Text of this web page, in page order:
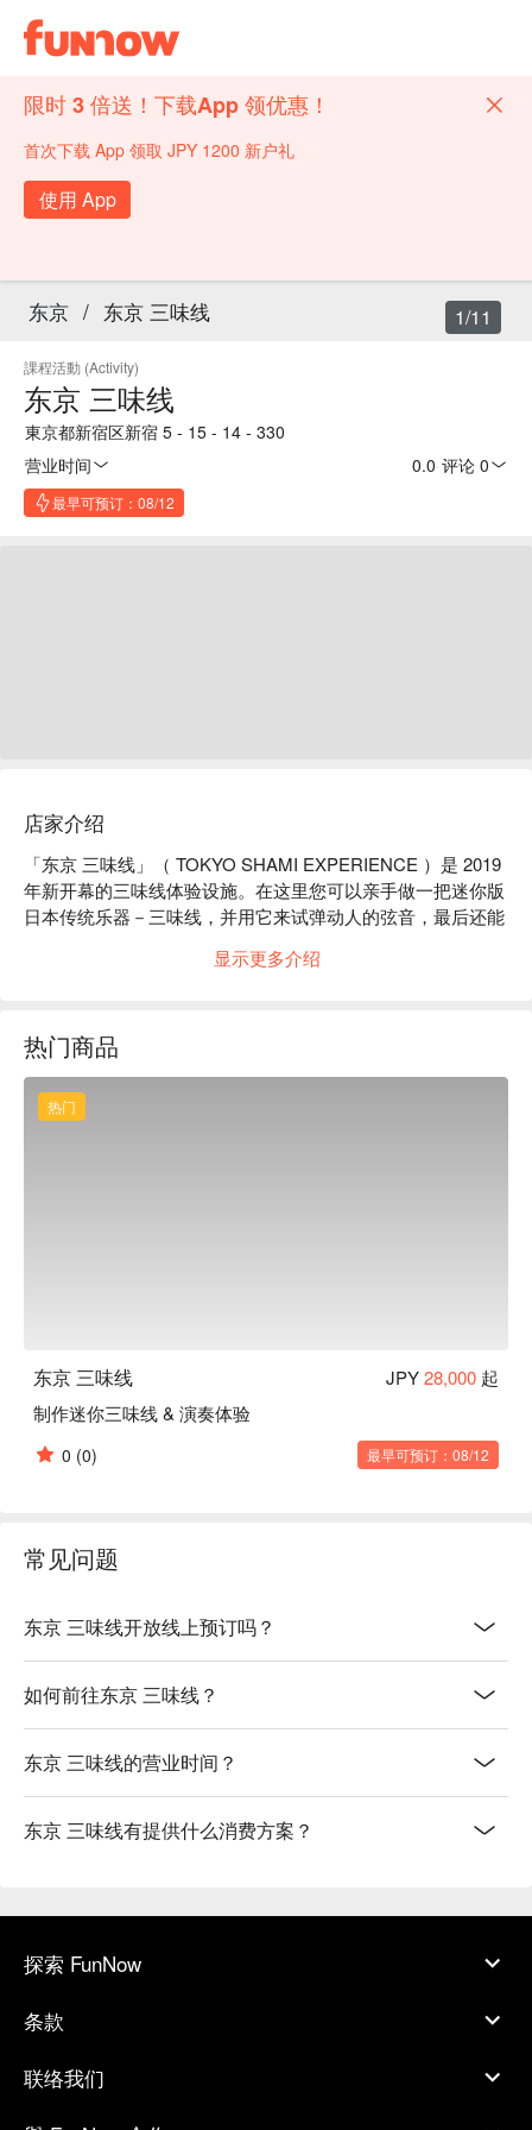
限时 3 倍送！下载App 领优惠！
首次下载 App 领取 JPY 1200 新户礼
使用 App
东京 / 东京 三味线
課程活動 (Activity)
东京 三味线
東京都新宿区新宿 5 - 15 - 14 - 330
营业时间
0.0 评论 0
最早可预订：08/12
1/11
店家介绍
「东京 三味线」（ TOKYO SHAMI EXPERIENCE ）是 2019
年新开幕的三味线体验设施。在这里您可以亲手做一把迷你版
日本传统乐器－三味线，并用它来试弹动人的弦音，最后还能
点、一边欣赏三味线演奏会喔！
已，更有专业讲师讲解三味线的历史及弹奏方式，还有职人带
您动手做一把专属您的迷你三味线，从制作中感受三味线的魅
力、与其独特的音色一起进入「 和」的世界。
想要邂逅冷门的乐器吗？对日式乐器感兴趣却怕入门费用太高
显示更多介绍
热门商品
热门
东京 三味线 JPY28,000 起
制作迷你三味线 & 演奏体验
0 (0) 最早可预订：08/12
常见问题
东京 三味线开放线上预订吗？
如何前往东京 三味线？
东京 三味线的营业时间？
东京 三味线有提供什么消费方案？
探索 FunNow
条款
联络我们